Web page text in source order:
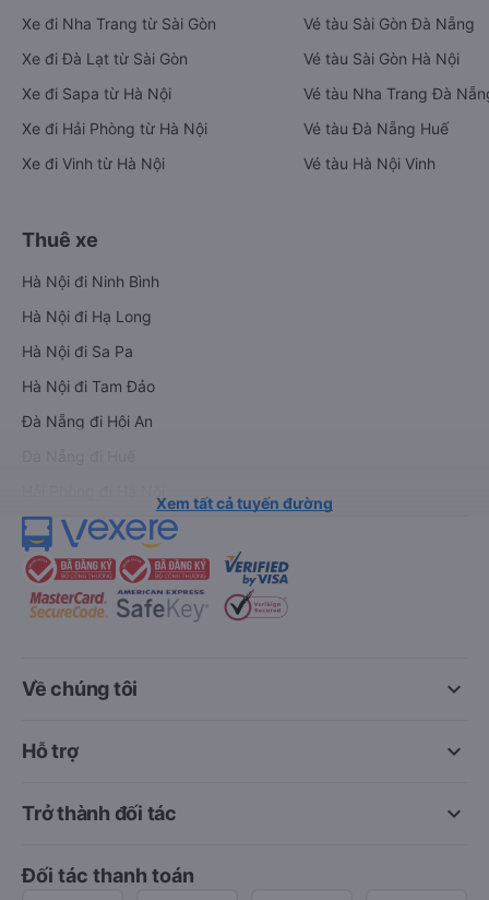
Xe đi Nha Trang từ Sài Gòn
Xe đi Đà Lạt từ Sài Gòn
Xe đi Sapa từ Hà Nội
Xe đi Hải Phòng từ Hà Nội
Xe đi Vinh từ Hà Nội
Vé tàu Sài Gòn Đà Nẵng
Vé tàu Sài Gòn Hà Nội
Vé tàu Nha Trang Đà
Vé tàu Đà Nẵng Huế
Vé tàu Hà Nội Vinh
Thuê xe
Hà Nội đi Ninh Bình
Hà Nội đi Hạ Long
Hà Nội đi Sa Pa
Hà Nội đi Tam Đảo
Đà Nẵng đi Hội An
Xem tất cả tuyến đường
keyboard_arrow_down
Về chúng tôi
keyboard_arrow_down
Hỗ trợ
keyboard_arrow_down
Trở thành đối tác
Đối tác thanh toán